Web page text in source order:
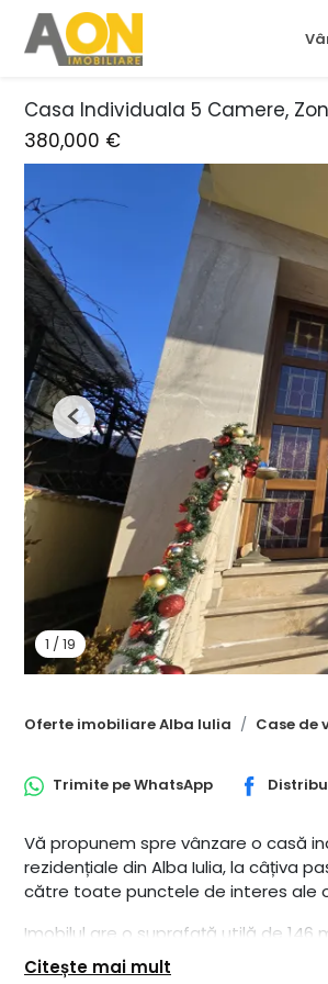
Casa Individuala 5 Camere,
380,000 €
1 / 19
Previous
Oferte imobiliare Alba Iulia Case de
Trimite peWhatsApp
Vă propunem spre vânzare o casă
rezidențiale din Alba Iulia, la câțiva
către toate punctele de interes ale
Imobilul are o suprafață utilă de 146
compartimentat eficient pe 4
Citește mai mult